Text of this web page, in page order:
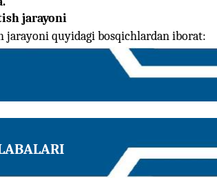
jarayoni
jarayoni quyidagi bosqichlardan iborat: